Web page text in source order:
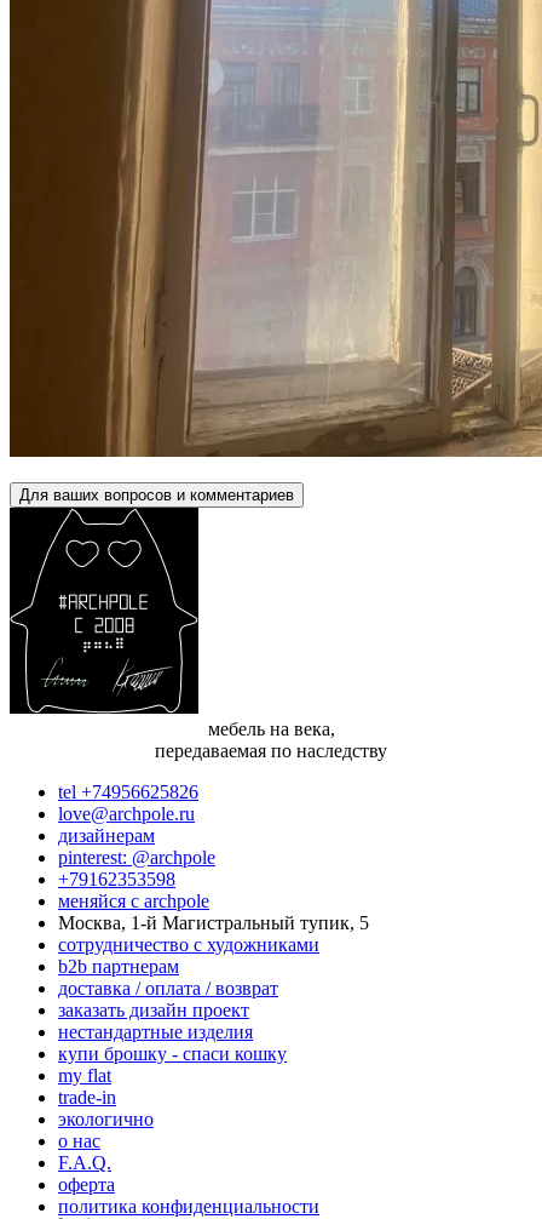
Для ваших вопросов и комментариев
мебель на века,
передаваемая по наследству
tel +74956625826
love@archpole.ru
дизайнерам
pinterest: @archpole
+79162353598
меняйся с аrchpole
Москва, 1-й Магистральный тупик, 5
cотрудничество с художниками
b2b партнерам
доставка / оплата / возврат
заказать дизайн проект
нестандартные изделия
купи брошку - спаси кошку
my flat
trade-in
экологично
о нас
F.A.Q.
оферта
политика конфиденциальности